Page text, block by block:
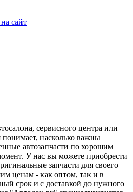
на сайт
сервисного центра или
насколько важны
автозапчасти по хорошим
У нас вы можете приобрести
запчасти для своего
ценам - как оптом, так и в
срок и с доставкой до нужного